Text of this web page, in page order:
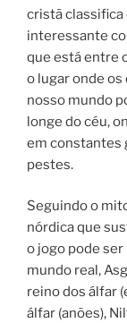
cristã classifica
interessante
que está entre
o lugar onde
nosso mundo
longe do céu,
em constantes
pestes.
Seguindo o
nórdica que
o jogo pode
mundo real,
reino dos álfar
álfar (anões),